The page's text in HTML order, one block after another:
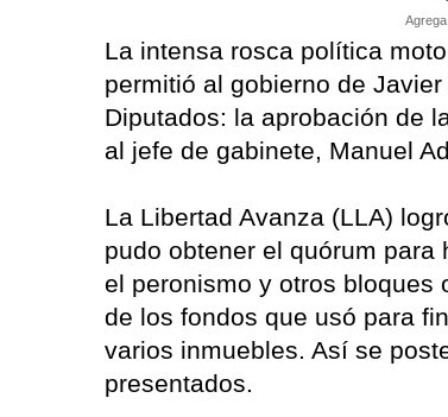
La intensa rosca política
permitió al gobierno de
Diputados: la aprobación de
al jefe de gabinete, Manuel
La Libertad Avanza (LLA)
pudo obtener el quórum
el peronismo y otros bloques
de los fondos que usó para
varios inmuebles. Así se
presentados.